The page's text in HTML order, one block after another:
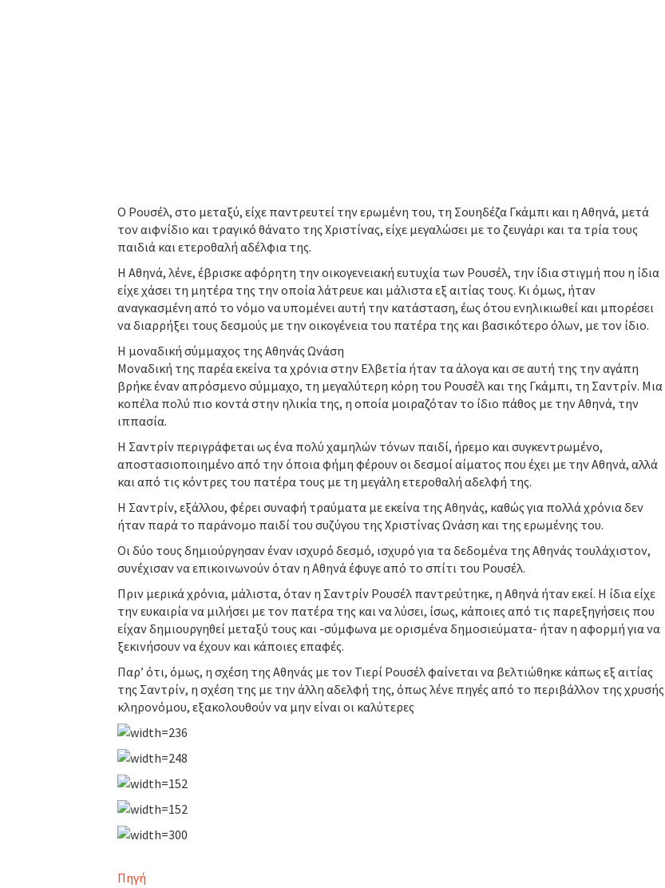
Ο Ρουσέλ, στο μεταξύ, είχε παντρευτεί την ερωμένη του, τη Σουηδέζα Γκάμπι και η Αθηνά, μετά
τον αιφνίδιο και τραγικό θάνατο της Χριστίνας, είχε μεγαλώσει με το ζευγάρι και τα τρία τους
παιδιά και ετεροθαλή αδέλφια της.
Η Αθηνά, λένε, έβρισκε αφόρητη την οικογενειακή ευτυχία των Ρουσέλ, την ίδια στιγμή που η ίδια
είχε χάσει τη μητέρα της την οποία λάτρευε και μάλιστα εξ αιτίας τους. Κι όμως, ήταν
αναγκασμένη από το νόμο να υπομένει αυτή την κατάσταση, έως ότου ενηλικιωθεί και μπορέσει
να διαρρήξει τους δεσμούς με την οικογένεια του πατέρα της και βασικότερο όλων, με τον ίδιο.
Η μοναδική σύμμαχος της Αθηνάς Ωνάση
Μοναδική της παρέα εκείνα τα χρόνια στην Ελβετία ήταν τα άλογα και σε αυτή της την αγάπη
βρήκε έναν απρόσμενο σύμμαχο, τη μεγαλύτερη κόρη του Ρουσέλ και της Γκάμπι, τη Σαντρίν. Μια
κοπέλα πολύ πιο κοντά στην ηλικία της, η οποία μοιραζόταν το ίδιο πάθος με την Αθηνά, την
ιππασία.
Η Σαντρίν περιγράφεται ως ένα πολύ χαμηλών τόνων παιδί, ήρεμο και συγκεντρωμένο,
αποστασιοποιημένο από την όποια φήμη φέρουν οι δεσμοί αίματος που έχει με την Αθηνά, αλλά
και από τις κόντρες του πατέρα τους με τη μεγάλη ετεροθαλή αδελφή της.
Η Σαντρίν, εξάλλου, φέρει συναφή τραύματα με εκείνα της Αθηνάς, καθώς για πολλά χρόνια δεν
ήταν παρά το παράνομο παιδί του συζύγου της Χριστίνας Ωνάση και της ερωμένης του.
Οι δύο τους δημιούργησαν έναν ισχυρό δεσμό, ισχυρό για τα δεδομένα της Αθηνάς τουλάχιστον,
συνέχισαν να επικοινωνούν όταν η Αθηνά έφυγε από το σπίτι του Ρουσέλ.
Πριν μερικά χρόνια, μάλιστα, όταν η Σαντρίν Ρουσέλ παντρεύτηκε, η Αθηνά ήταν εκεί. Η ίδια είχε
την ευκαιρία να μιλήσει με τον πατέρα της και να λύσει, ίσως, κάποιες από τις παρεξηγήσεις που
είχαν δημιουργηθεί μεταξύ τους και -σύμφωνα με ορισμένα δημοσιεύματα- ήταν η αφορμή για να
ξεκινήσουν να έχουν και κάποιες επαφές.
Παρ’ ότι, όμως, η σχέση της Αθηνάς με τον Τιερί Ρουσέλ φαίνεται να βελτιώθηκε κάπως εξ αιτίας
της Σαντρίν, η σχέση της με την άλλη αδελφή της, όπως λένε πηγές από το περιβάλλον της χρυσής
κληρονόμου, εξακολουθούν να μην είναι οι καλύτερες
Πηγή